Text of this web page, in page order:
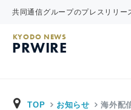
共同通信グループのプレスリリー
KYODO NEWS
PRWIRE
TOP お知らせ 海外配